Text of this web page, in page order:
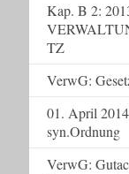
Kap. B 2:
TZ
VerwG:
01. April
syn.Ordnung
VerwG: